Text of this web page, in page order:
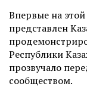
Впервые на
представлен
Республики
прозвучало
сообществом.